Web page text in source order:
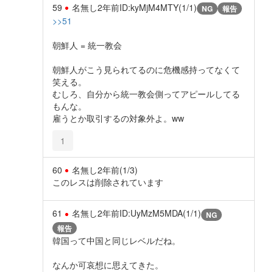
59 名無し2年前ID:kyMjM4MTY(1/1) NG 報告
>>51
朝鮮人 = 統一教会
朝鮮人がこう見られてるのに危機感持ってなくて
笑える。
むしろ、自分から統一教会側ってアピールしてる
もんな。
雇うとか取引するの対象外よ。ww
1
60 名無し2年前(1/3)
このレスは削除されています
61 名無し2年前ID:UyMzM5MDA(1/1) NG
報告
韓国って中国と同じレベルだね。
なんか可哀想に思えてきた。